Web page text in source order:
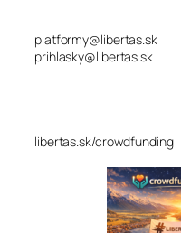
platformy@libertas.sk
prihlasky@libertas.sk
libertas.sk/crowdfunding